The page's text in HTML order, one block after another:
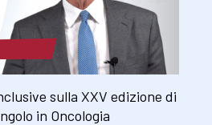
sulla XXV edizione di
in Oncologia